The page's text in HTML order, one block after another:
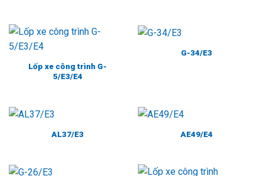
Lốp xe công trình G-
5/E3/E4
G-34/E3
AL37/E3 AE49/E4